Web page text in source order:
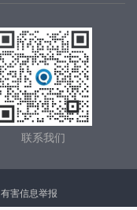
集成商优选
联系我们
有害信息举报